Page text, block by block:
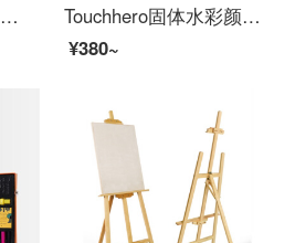
中盛画材 狼毫尼龙水粉笔油画笔丙烯水彩画笔套装排笔刷子颜料笔扇形笔美术绘画用品专用画具画材学生儿童
Touchhero固体水彩颜料36色48色绘画工具画笔套装调色学生水彩水粉颜料绘画美术用品 黑骑士-48色豪华礼盒装【71件套】 送视频教程
¥380~